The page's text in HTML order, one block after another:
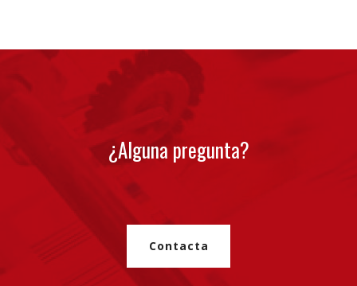
¿Alguna pregunta?
Contacta